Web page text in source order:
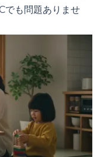
でも問題ありませ